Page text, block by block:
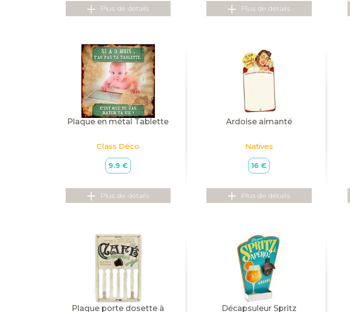
Plus de détails Plus de détails
Plaque en métal Tablette
Class Déco
9.9 €
Plus de détails
Ardoise aimanté
Natives
16 €
Plus de détails
Plaque porte dosette à
Décapsuleur Spritz